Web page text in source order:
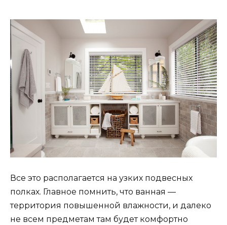
Все это располагается на узких подвесных
полках. Главное помнить, что ванная —
территория повышенной влажности, и далеко
не всем предметам там будет комфортно